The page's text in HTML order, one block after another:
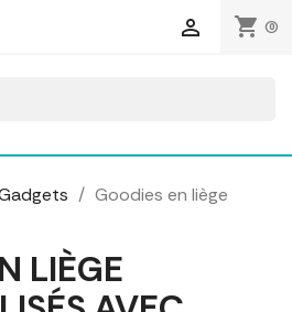
shopping_cart (0)

Goodies en liège
LIÈGE